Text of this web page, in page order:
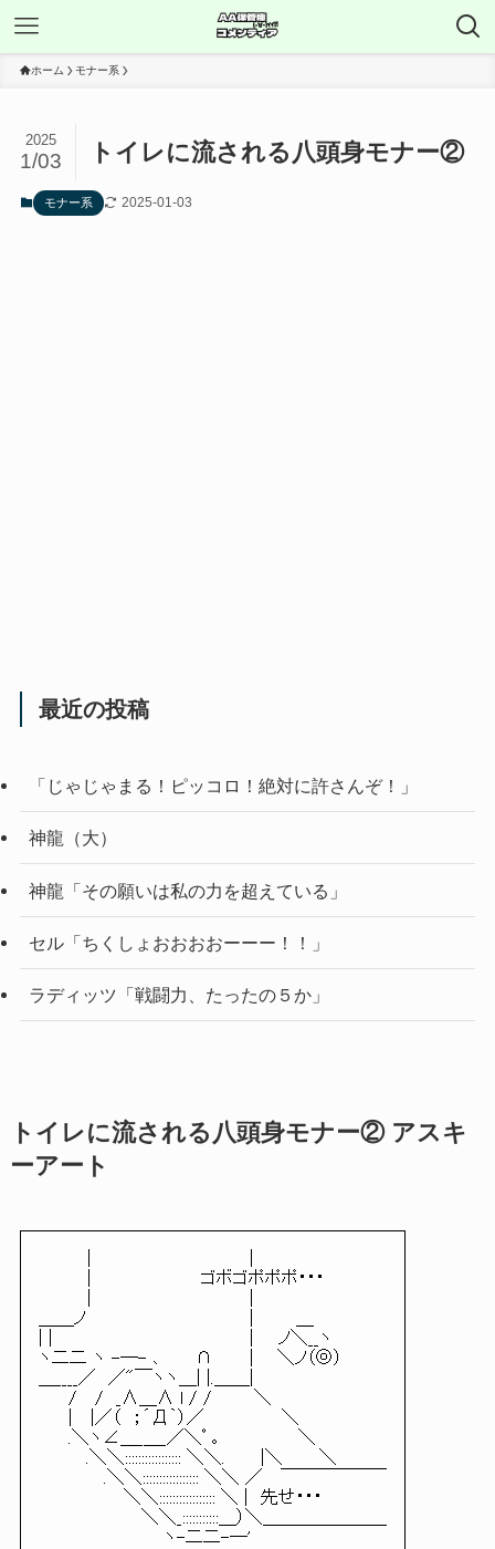
ホーム モナー系
トイレに流される八頭身モナー②
2025
1/03
モナー系 2025-01-03
最近の投稿
「じゃじゃまる！ピッコロ！絶対に許さんぞ！」
神龍（大）
神龍「その願いは私の力を超えている」
セル「ちくしょおおおおーーー！！」
ラディッツ「戦闘力、たったの５か」
トイレに流される八頭身モナー② アスキ
ーアート
| ゴボゴポポポ・・・
＿＿ノ | ＿
| | | ノ＼__ヽ
ヽ二二 ヽ -―- ､ ∩ | ＼ノ（◎）
＿____／ ／"￣ヽヽ＿| |.＿＿|
/ / _∧＿∧ l / / ＼
| |／（ ；´Д｀）／ ＼
.＼ヽ∠＿_＿_／＼ﾟ ｡ ＼
.＼＼::::::::::::::::: ＼＼. |＼ ＼
.＼＼::::::::::::::::: ＼＼ ／ ￣￣￣￣￣￣
＼＼::::::::::::::::: ＼ | 先せ・・・
＼＼_:::::::::::＿）＼＿＿＿＿＿＿＿
ヽ-二二-―'